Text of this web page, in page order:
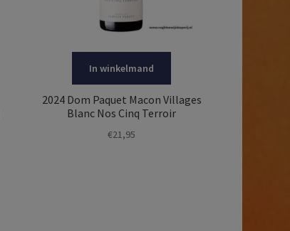
In winkelmand
2024 Dom Paquet Macon Villages
Blanc Nos Cinq Terroir
€21,95